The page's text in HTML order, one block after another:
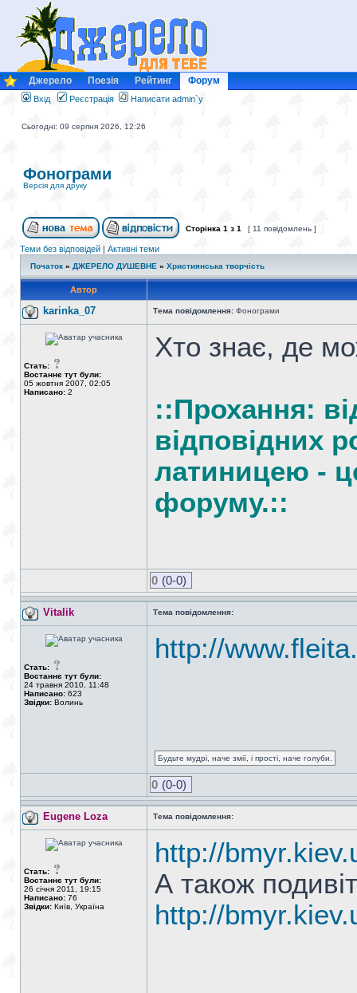
Джерело Поезія Рейтинг Форум
Вхід Реєстрація Написати admin`у
Сьогодні: 09 серпня 2026, 12:26
Фонограми
Версія для друку
Сторінка 1 з 1 [ 11 повідомлень ]
Теми без відповідей | Активні теми
Початок » ДЖЕРЕЛО ДУШЕВНЕ » Християнська творчість
Автор
karinka_07 Тема повідомлення: Фонограми
Стать:
Востаннє тут були:
05 жовтня 2007, 02:05
Написано: 2
Хто знає, де
::Прохання:
відповідних
латиницею -
форуму.::
0 (0-0)
Vitalik Тема повідомлення:
Стать:
Востаннє тут були:
24 травня 2010, 11:48
Написано: 623
Звідки: Волинь
http://
Будьте мудрі, наче змії, і прості, наче голуби.
0 (0-0)
Eugene Loza Тема повідомлення:
Стать:
Востаннє тут були:
26 січня 2011, 19:15
Написано: 76
Звідки: Київ, Україна
http://
А також
http://